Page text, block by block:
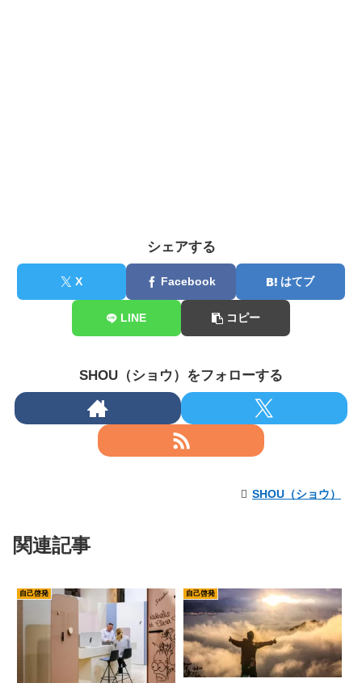
シェアする
X Facebook はてブ
LINE コピー
SHOU（ショウ）をフォローする
SHOU（ショウ）
関連記事
自己啓発 自己啓発